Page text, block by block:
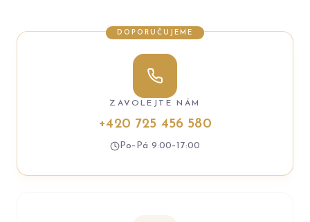
DOPORUČUJEME
ZAVOLEJTE NÁM
+420 725 456 580
Po–Pá 9:00–17:00